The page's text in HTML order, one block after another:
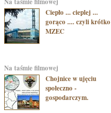
Ciepło ... cieplej ...
gorąco .... czyli
MZEC
na taśmie filmowej
Chojnice w ujęciu
społeczno -
gospodarczym.